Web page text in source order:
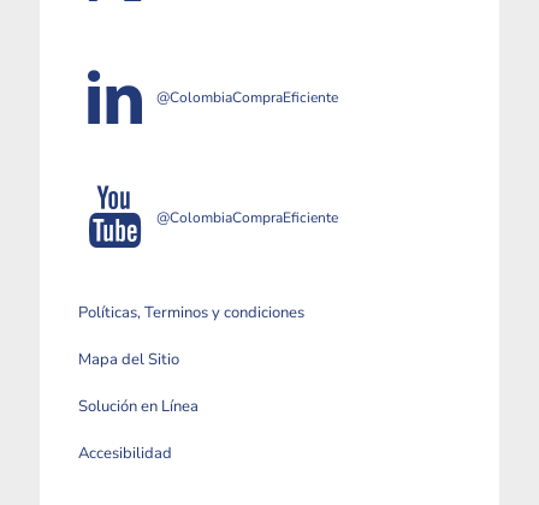
@ColombiaCompraEficiente
@ColombiaCompraEficiente
Políticas, Terminos y condiciones
Mapa del Sitio
Solución en Línea
Accesibilidad